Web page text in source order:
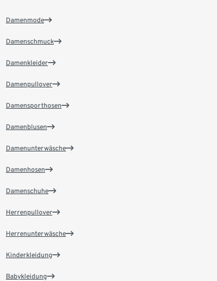
Damenmode
Damenschmuck
Damenkleider
Damenpullover
Damensporthosen
Damenblusen
Damenunterwäsche
Damenhosen
Damenschuhe
Herrenpullover
Herrenunterwäsche
Kinderkleidung
Babykleidung